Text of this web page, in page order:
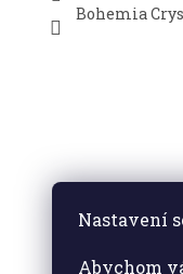
Nastavení
Abychom
Bohemia